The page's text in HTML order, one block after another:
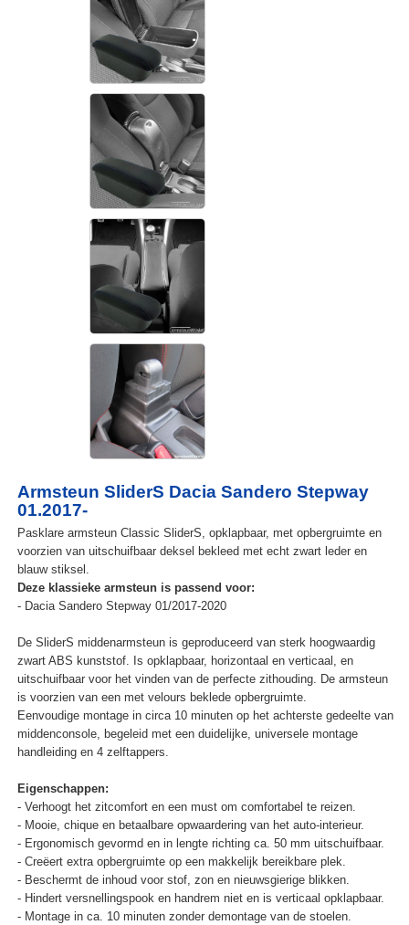
Armsteun SliderS Dacia Sandero Stepway
01.2017-
Pasklare armsteun Classic SliderS, opklapbaar, met opbergruimte en
voorzien van uitschuifbaar deksel bekleed met echt zwart leder en
blauw stiksel.
Deze klassieke armsteun is passend voor:
- Dacia Sandero Stepway 01/2017-2020
De SliderS middenarmsteun is geproduceerd van sterk hoogwaardig
zwart ABS kunststof. Is opklapbaar, horizontaal en verticaal, en
uitschuifbaar voor het vinden van de perfecte zithouding. De armsteun
is voorzien van een met velours beklede opbergruimte.
Eenvoudige montage in circa 10 minuten op het achterste gedeelte van
middenconsole, begeleid met een duidelijke, universele montage
handleiding en 4 zelftappers.
Eigenschappen:
- Verhoogt het zitcomfort en een must om comfortabel te reizen.
- Mooie, chique en betaalbare opwaardering van het auto-interieur.
- Ergonomisch gevormd en in lengte richting ca. 50 mm uitschuifbaar.
- Creëert extra opbergruimte op een makkelijk bereikbare plek.
- Beschermt de inhoud voor stof, zon en nieuwsgierige blikken.
- Hindert versnellingspook en handrem niet en is verticaal opklapbaar.
- Montage in ca. 10 minuten zonder demontage van de stoelen.